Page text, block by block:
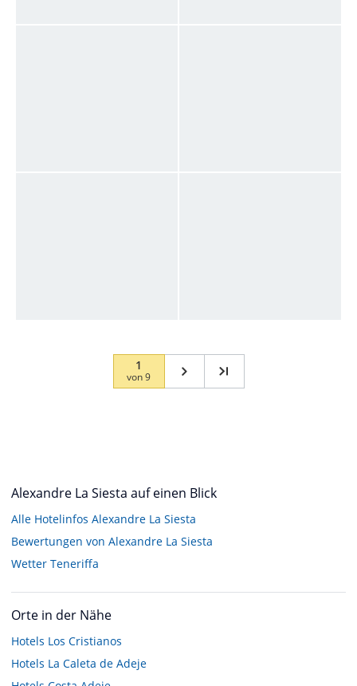
1
von9
Alexandre La Siesta auf einen Blick
Alle Hotelinfos Alexandre La Siesta
Bewertungen von Alexandre La Siesta
Wetter Teneriffa
Orte in der Nähe
Hotels Los Cristianos
Hotels La Caleta de Adeje